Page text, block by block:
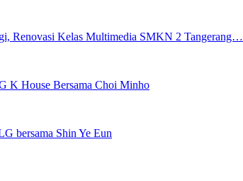
Renovasi Kelas Multimedia SMKN 2 Tangerang…
K House Bersama Choi Minho
bersama Shin Ye Eun